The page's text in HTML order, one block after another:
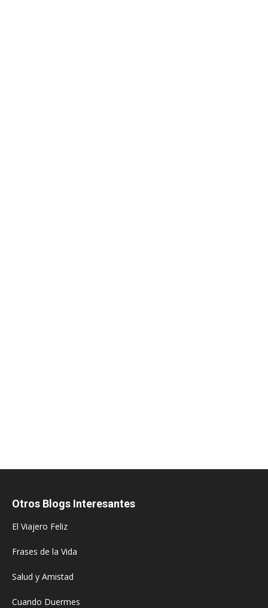
Otros Blogs Interesantes
El Viajero Feliz
Frases de la Vida
Salud y Amistad
Cuando Duermes